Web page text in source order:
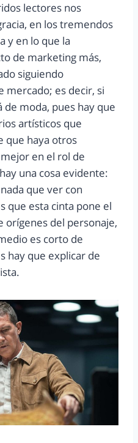
lectores nos
en los tremendos
y en lo que la
de marketing más,
siguiendo
mercado; es decir, si
de moda, pues hay que
artísticos que
que haya otros
en el rol de
una cosa evidente:
que ver con
que esta cinta pone el
orígenes del personaje,
es corto de
hay que explicar de